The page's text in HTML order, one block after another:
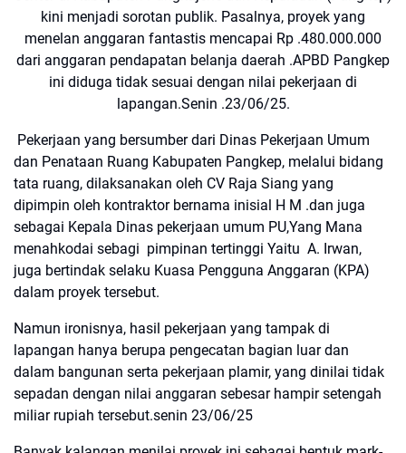
kini menjadi sorotan publik. Pasalnya, proyek yang
menelan anggaran fantastis mencapai Rp .480.000.000
dari anggaran pendapatan belanja daerah .APBD Pangkep
ini diduga tidak sesuai dengan nilai pekerjaan di
lapangan.Senin .23/06/25.
Pekerjaan yang bersumber dari Dinas Pekerjaan Umum
dan Penataan Ruang Kabupaten Pangkep, melalui bidang
tata ruang, dilaksanakan oleh CV Raja Siang yang
dipimpin oleh kontraktor bernama inisial H M .dan juga
sebagai Kepala Dinas pekerjaan umum PU,Yang Mana
menahkodai sebagi pimpinan tertinggi Yaitu A. Irwan,
juga bertindak selaku Kuasa Pengguna Anggaran (KPA)
dalam proyek tersebut.
Namun ironisnya, hasil pekerjaan yang tampak di
lapangan hanya berupa pengecatan bagian luar dan
dalam bangunan serta pekerjaan plamir, yang dinilai tidak
sepadan dengan nilai anggaran sebesar hampir setengah
miliar rupiah tersebut.senin 23/06/25